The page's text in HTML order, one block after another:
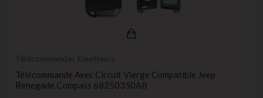
Télécommandes Émetteurs
Télécommande Avec Circuit Vierge Compatible Jeep
Renegade Compass 68250350AB